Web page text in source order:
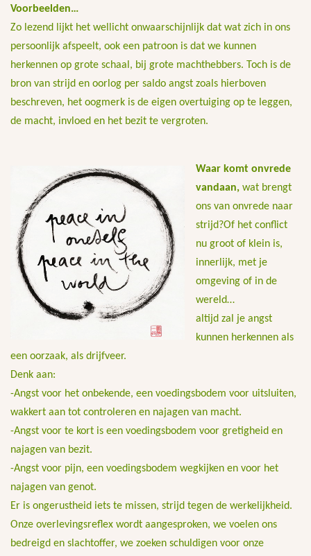
Voorbeelden…
Zo lezend lijkt het wellicht onwaarschijnlijk dat wat zich in ons
persoonlijk afspeelt, ook een patroon is dat we kunnen
herkennen op grote schaal, bij grote machthebbers. Toch is de
bron van strijd en oorlog per saldo angst zoals hierboven
beschreven, het oogmerk is de eigen overtuiging op te leggen,
de macht, invloed en het bezit te vergroten.
Waar komt onvrede
vandaan, wat brengt
ons van onvrede naar
strijd?Of het conflict
nu groot of klein is,
innerlijk, met je
omgeving of in de
wereld…
altijd zal je angst
kunnen herkennen als
een oorzaak, als drijfveer.
Denk aan:
-Angst voor het onbekende, een voedingsbodem voor uitsluiten,
wakkert aan tot controleren en najagen van macht.
-Angst voor te kort is een voedingsbodem voor gretigheid en
najagen van bezit.
-Angst voor pijn, een voedingsbodem wegkijken en voor het
najagen van genot.
Er is ongerustheid iets te missen, strijd tegen de werkelijkheid.
Onze overlevingsreflex wordt aangesproken, we voelen ons
bedreigd en slachtoffer, we zoeken schuldigen voor onze